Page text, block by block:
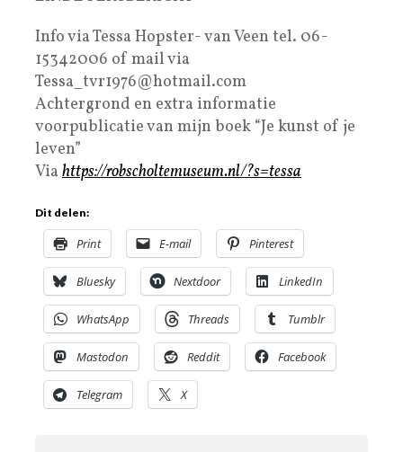
Info via Tessa Hopster- van Veen tel. 06-
15342006 of mail via
Tessa_tvr1976@hotmail.com
Achtergrond en extra informatie
voorpublicatie van mijn boek “Je kunst of je
leven”
Via https://robscholtemuseum.nl/?s=tessa
Dit delen:
Print E-mail Pinterest
Bluesky Nextdoor LinkedIn
WhatsApp Threads Tumblr
Mastodon Reddit Facebook
Telegram X